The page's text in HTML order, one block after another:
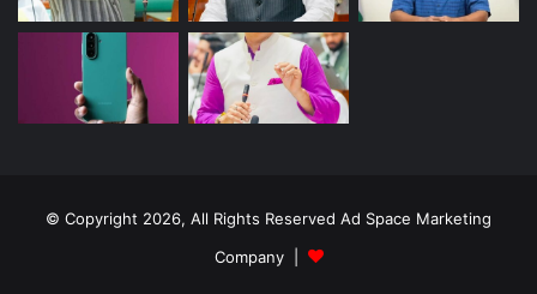
© Copyright 2026, All Rights Reserved Ad Space Marketing
Company |